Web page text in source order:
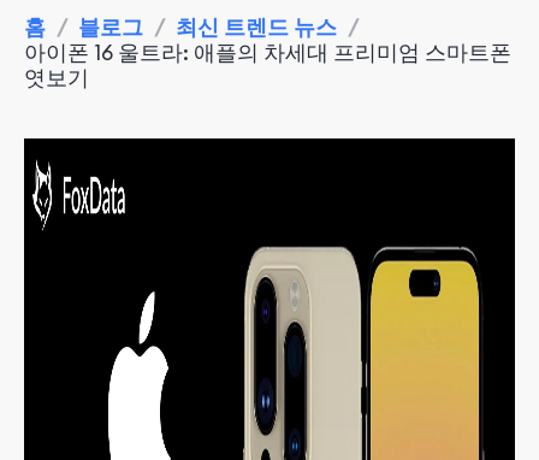
홈 / 블로그 / 최신 트렌드 뉴스 /
아이폰 16 울트라: 애플의 차세대 프리미엄 스마트폰
엿보기